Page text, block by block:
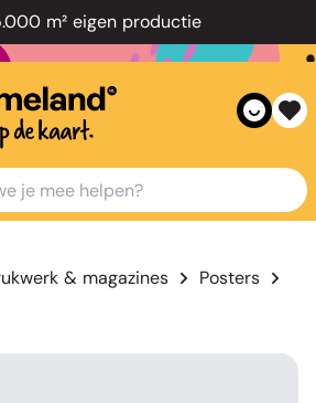
m² eigen productie
& magazines
Posters